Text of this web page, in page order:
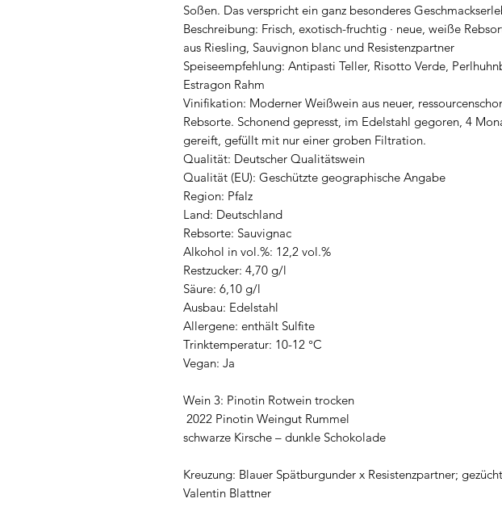
Soßen. Das verspricht ein ganz besonderes
Beschreibung: Frisch, exotisch-fruchtig · neue, weiße
aus Riesling, Sauvignon blanc und Resistenzpartner
Speiseempfehlung: Antipasti Teller, Risotto Verde,
Estragon Rahm
Vinifikation: Moderner Weißwein aus neuer,
Rebsorte. Schonend gepresst, im Edelstahl gegoren, 4
gereift, gefüllt mit nur einer groben Filtration.
Qualität: Deutscher Qualitätswein
Qualität (EU): Geschützte geographische Angabe
Region: Pfalz
Land: Deutschland
Rebsorte: Sauvignac
Alkohol in vol.%: 12,2 vol.%
Restzucker: 4,70 g/l
Säure: 6,10 g/l
Ausbau: Edelstahl
Allergene: enthält Sulfite
Trinktemperatur: 10-12 °C
Vegan: Ja
Wein 3: Pinotin Rotwein trocken
2022 Pinotin Weingut Rummel
schwarze Kirsche – dunkle Schokolade
Kreuzung: Blauer Spätburgunder x Resistenzpartner;
Valentin Blattner